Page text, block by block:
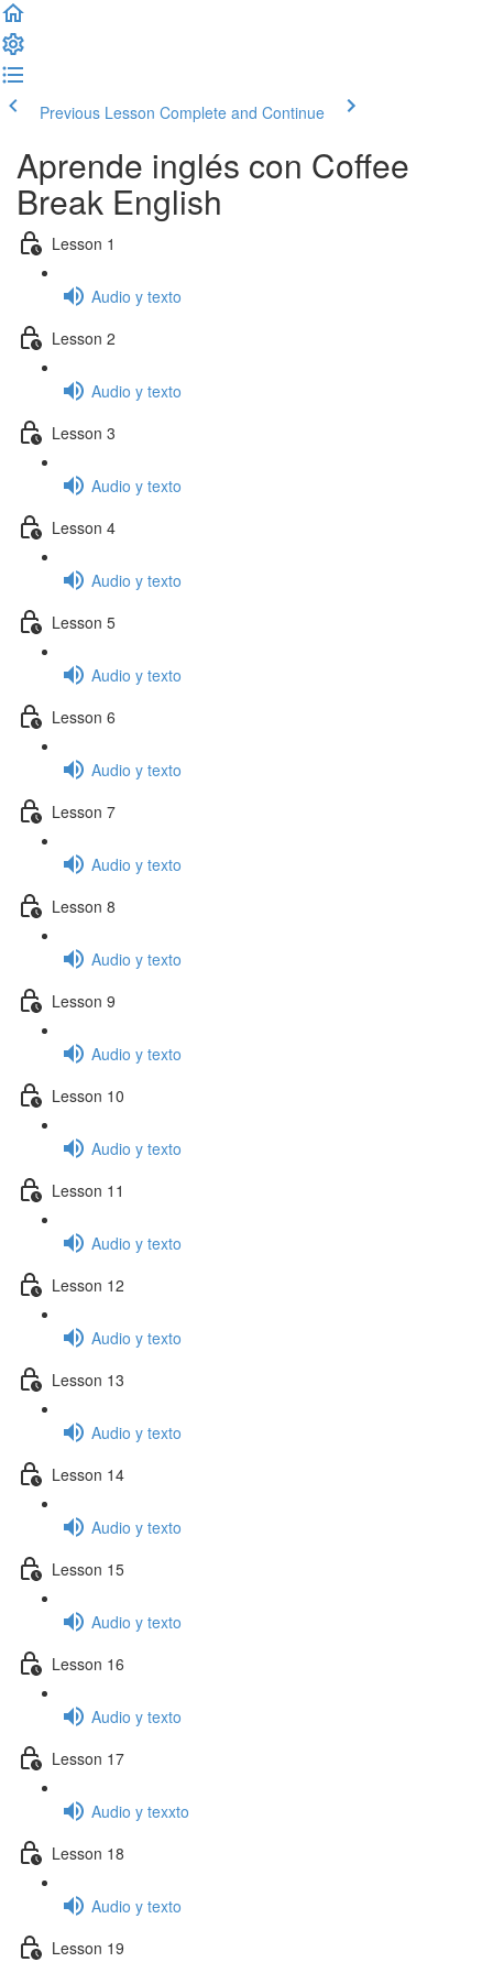
Previous Lesson Complete and Continue
Aprende inglés con Coffee
Break English
Lesson 1
Audio y texto
Lesson 2
Audio y texto
Lesson 3
Audio y texto
Lesson 4
Audio y texto
Lesson 5
Audio y texto
Lesson 6
Audio y texto
Lesson 7
Audio y texto
Lesson 8
Audio y texto
Lesson 9
Audio y texto
Lesson 10
Audio y texto
Lesson 11
Audio y texto
Lesson 12
Audio y texto
Lesson 13
Audio y texto
Lesson 14
Audio y texto
Lesson 15
Audio y texto
Lesson 16
Audio y texto
Lesson 17
Audio y texxto
Lesson 18
Audio y texto
Lesson 19